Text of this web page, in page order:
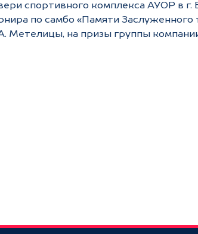
спортивного комплекса АУОР в
по самбо «Памяти
Метелицы, на призы группы